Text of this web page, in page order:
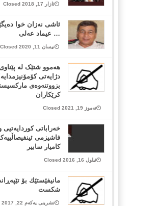
ئازار 17, 2018 Closed
ئاشی نه‌زان خوا
… عیماد عه‌لی
نیسان 11, 2020 Closed
هەموو شتێک لە پێناوی
دژایەتی
بزووتنەوەی
کرێکاران
تەموز 19, 2021 Closed
خەراباتی کوردایەتیی
فاشیزمی
کامیار سابیر
ئیلول 16, 2016 Closed
مانیفێستێك بۆ
شكست
تشرینی یەکەم 22, 2017 Closed